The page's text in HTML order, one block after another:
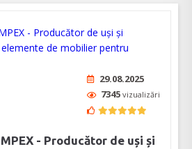
29.08.2025
7345 vizualizări
- Producător de uși și